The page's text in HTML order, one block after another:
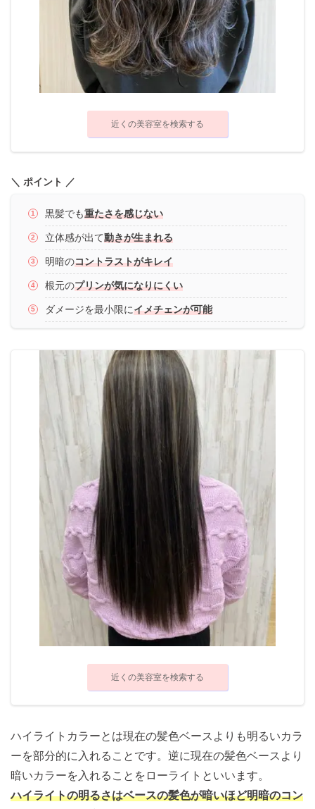
近くの美容室を検索する
＼ ポイント ／
黒髪でも重たさを感じない
立体感が出て動きが生まれる
明暗のコントラストがキレイ
根元のプリンが気になりにくい
ダメージを最小限にイメチェンが可能
近くの美容室を検索する
ハイライトカラーとは現在の髪色ベースよりも明るいカラ
ーを部分的に入れることです。逆に現在の髪色ベースより
暗いカラーを入れることをローライトといいます。
ハイライトの明るさはベースの髪色が暗いほど明暗のコン